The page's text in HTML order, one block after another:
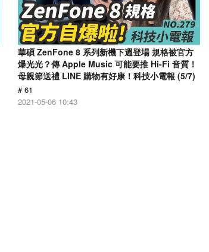
華碩 ZenFone 8 系列新機下週登場 規格被官方
爆光光？傳 Apple Music 可能要推 Hi-Fi 音質！
母親節送禮 LINE 購物有好康！科技小電報 (5/7)
# 61
2021-05-06 10:43